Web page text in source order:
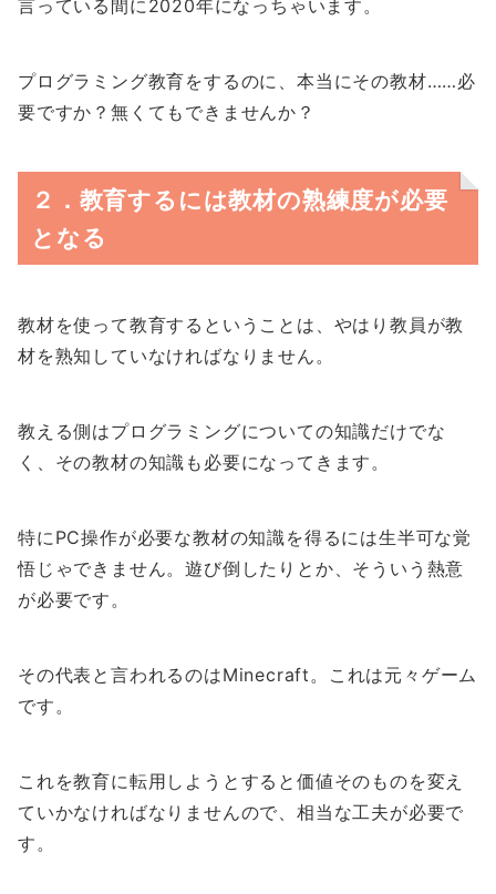
言っている間に2020年になっちゃいます。
プログラミング教育をするのに、本当にその教材……必
要ですか？無くてもできませんか？
２．教育するには教材の熟練度が必要
となる
教材を使って教育するということは、やはり教員が教
材を熟知していなければなりません。
教える側はプログラミングについての知識だけでな
く、その教材の知識も必要になってきます。
特にPC操作が必要な教材の知識を得るには生半可な覚
悟じゃできません。遊び倒したりとか、そういう熱意
が必要です。
その代表と言われるのはMinecraft。これは元々ゲーム
です。
これを教育に転用しようとすると価値そのものを変え
ていかなければなりませんので、相当な工夫が必要で
す。